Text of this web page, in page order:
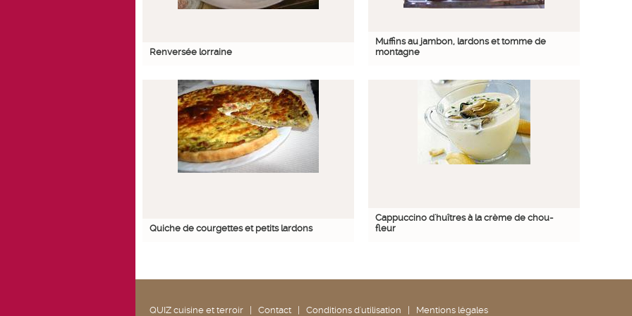
Renversée lorraine
Muffins au jambon, lardons et tomme de
montagne
Quiche de courgettes et petits lardons
Cappuccino d'huîtres à la crème de chou-
fleur
QUIZ cuisine et terroir Contact Conditions d'utilisation Mentions légales